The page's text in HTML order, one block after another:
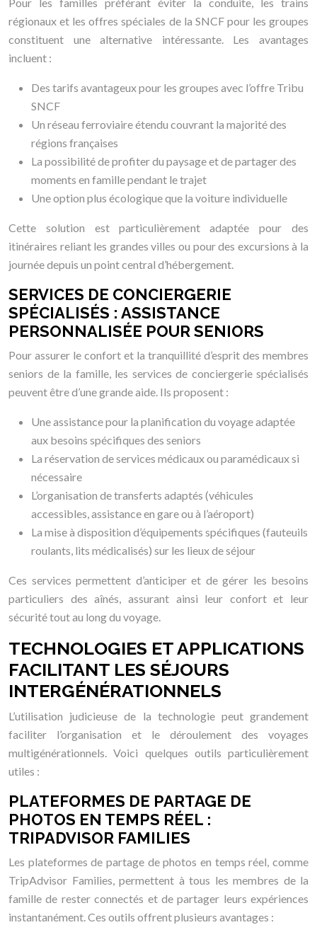
régionaux et les offres spéciales de la SNCF pour les groupes
constituent une alternative intéressante. Les avantages
incluent :
Des tarifs avantageux pour les groupes avec l’offre Tribu
SNCF
Un réseau ferroviaire étendu couvrant la majorité des
régions françaises
La possibilité de profiter du paysage et de partager des
moments en famille pendant le trajet
Une option plus écologique que la voiture individuelle
Cette solution est particulièrement adaptée pour des
itinéraires reliant les grandes villes ou pour des excursions à la
journée depuis un point central d’hébergement.
SERVICES DE CONCIERGERIE
SPÉCIALISÉS : ASSISTANCE
PERSONNALISÉE POUR SENIORS
Pour assurer le confort et la tranquillité d’esprit des membres
seniors de la famille, les services de conciergerie spécialisés
peuvent être d’une grande aide. Ils proposent :
Une assistance pour la planification du voyage adaptée
aux besoins spécifiques des seniors
La réservation de services médicaux ou paramédicaux si
nécessaire
L’organisation de transferts adaptés (véhicules
accessibles, assistance en gare ou à l’aéroport)
La mise à disposition d’équipements spécifiques (fauteuils
roulants, lits médicalisés) sur les lieux de séjour
Ces services permettent d’anticiper et de gérer les besoins
particuliers des aînés, assurant ainsi leur confort et leur
sécurité tout au long du voyage.
TECHNOLOGIES ET APPLICATIONS
FACILITANT LES SÉJOURS
INTERGÉNÉRATIONNELS
L’utilisation judicieuse de la technologie peut grandement
faciliter l’organisation et le déroulement des voyages
multigénérationnels. Voici quelques outils particulièrement
utiles :
PLATEFORMES DE PARTAGE DE
PHOTOS EN TEMPS RÉEL :
TRIPADVISOR FAMILIES
Les plateformes de partage de photos en temps réel, comme
TripAdvisor Families, permettent à tous les membres de la
famille de rester connectés et de partager leurs expériences
instantanément. Ces outils offrent plusieurs avantages :